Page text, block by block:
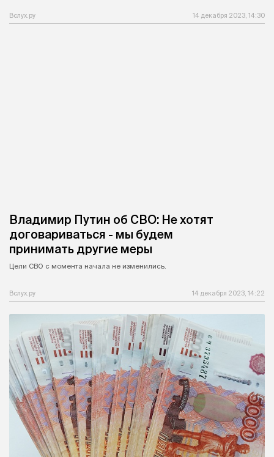
Вслух.ру 14 декабря 2023, 14:30
Владимир Путин об СВО: Не хотят
договариваться - мы будем
принимать другие меры
Цели СВО с момента начала не изменились.
Вслух.ру 14 декабря 2023, 14:22